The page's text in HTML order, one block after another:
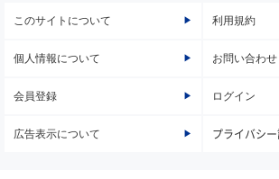
このサイトについて 利用規約
個人情報について お問い合わせ
会員登録 ログイン
広告表示について プライバシー